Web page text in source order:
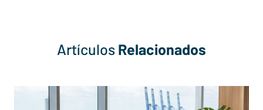
Artículos Relacionados